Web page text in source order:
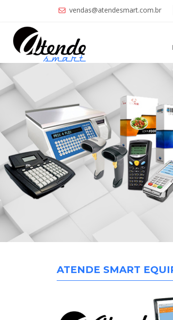
vendas@atendesmart.com.br
Anterior
ATENDE SMART